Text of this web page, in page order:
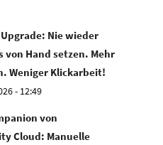
Nie wieder
von Hand setzen. Mehr
Weniger Klickarbeit!
- 12:49
von
Cloud: Manuelle